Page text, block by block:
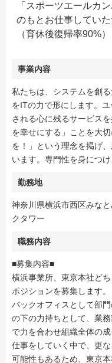
「スポーツエールカ
のもとお仕事してい
（育休後復帰率90%）
事業内容
私たちは、システムを創
をITの力で形にします。
される心に残るサービス
を幸せにする」ことを大
を！」という理念を掲げ
います。専門性を身につ
勤務地
神奈川県横浜市西区みな
クタワー
職務内容
■募集内容■
横浜事業所、東京本社ど
ポジションを募集します。
バックオフィスとして部
の下の力持ちとして、業
で力を合わせ組織全体の
仕事をしていく中で、更
可能性もあるため、東京